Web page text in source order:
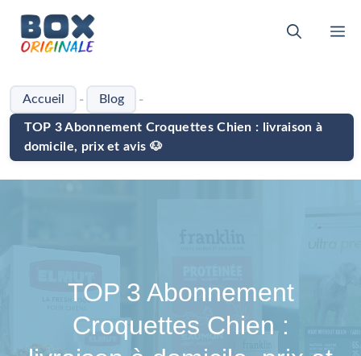
contenu
Accueil - Blog -
TOP 3 Abonnement Croquettes Chien : livraison à
domicile, prix et avis 🐶
TOP 3 Abonnement
Croquettes Chien :